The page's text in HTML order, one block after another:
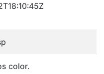
color.